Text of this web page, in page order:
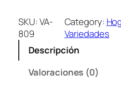
w
l
P
SKU:VA-
809
Category:
Variedades
Descripción
Valoraciones (0)